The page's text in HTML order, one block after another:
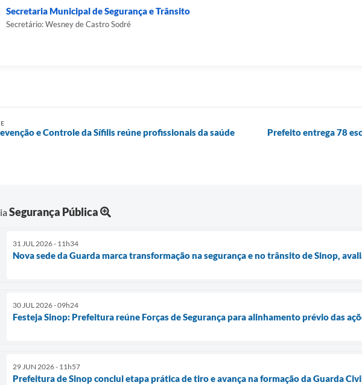
Secretaria Municipal de Segurança e Trânsito
Secretário: Wesney de Castro Sodré
e Controle da Sífilis reúne profissionais da saúde
Prefeito entrega 78
Segurança Pública
31 JUL 2026 - 11h34
Nova sede da Guarda marca transformação na segurança e no trânsito de Sinop,
30 JUL 2026 - 09h24
Festeja Sinop: Prefeitura reúne Forças de Segurança para alinhamento prévio das
29 JUN 2026 - 11h57
Prefeitura de Sinop conclui etapa prática de tiro e avança na formação da Guarda